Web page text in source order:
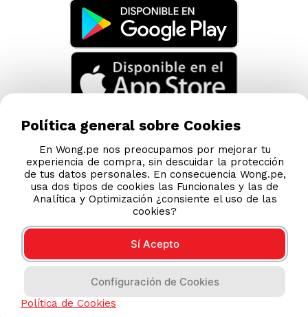
Compras 100% seguras
Esta tienda usa Niubiz para realizar transacciones
Política general sobre Cookies
En Wong.pe nos preocupamos por mejorar tu
experiencia de compra, sin descuidar la protección
de tus datos personales. En consecuencia Wong.pe,
usa dos tipos de cookies las Funcionales y las de
Analítica y Optimización ¿consiente el uso de las
cookies?
Sí Acepto
Configuración de Cookies
Política de Cookies